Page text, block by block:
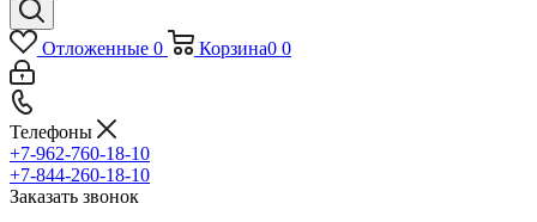
Отложенные 0 Корзина0 0
Телефоны
+7-962-760-18-10
+7-844-260-18-10
Заказать звонок